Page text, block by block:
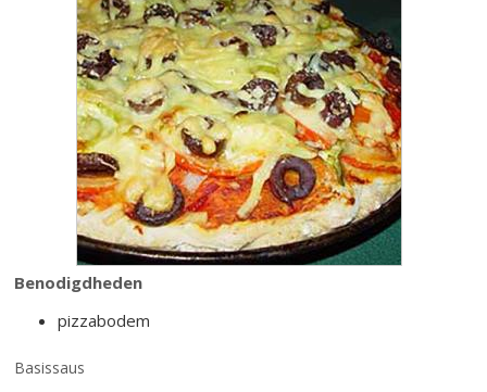
Benodigdheden
pizzabodem
Basissaus